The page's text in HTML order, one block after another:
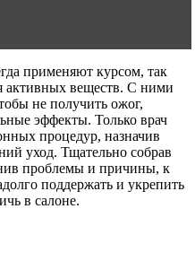
применяют курсом, так
активных веществ. С ними
не получить ожог,
эффекты. Только врач
процедур, назначив
уход. Тщательно собрав
проблемы и причины, к
поддержать и укрепить
в салоне.